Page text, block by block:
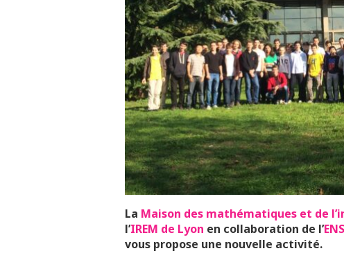
La Maison des mathématiques et de
l’IREM de Lyon en collaboration de l’
vous propose une nouvelle activité.